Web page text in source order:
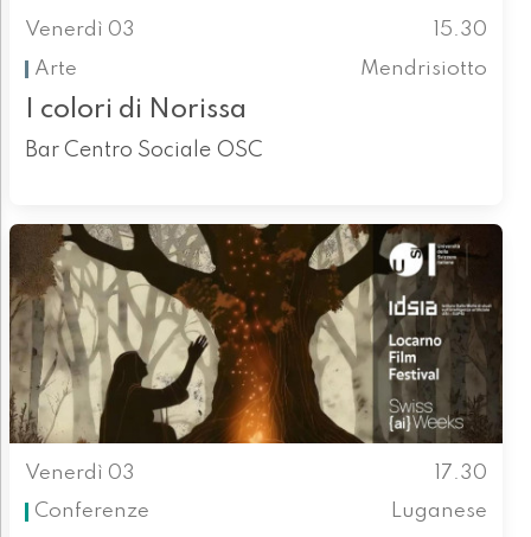
Venerdì 03
15.30
Arte
Mendrisiotto
I colori di Norissa
Bar Centro Sociale OSC
Venerdì 03
17.30
Conferenze
Luganese